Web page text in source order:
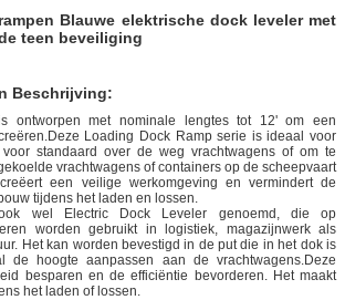
Blauwe elektrische dock leveler met
teen beveiliging
Beschrijving:
ontworpen met nominale lengtes tot 12' om een
Loading Dock Ramp serie is ideaal voor
standaard over de weg vrachtwagens of om te
vrachtwagens of containers op de scheepvaart
een veilige werkomgeving en vermindert de
tijdens het laden en lossen.
ook wel Electric Dock Leveler genoemd, die op
worden gebruikt in logistiek, magazijnwerk als
Het kan worden bevestigd in de put die in het dok is
de hoogte aanpassen aan de vrachtwagens.Deze
besparen en de efficiëntie bevorderen. Het maakt
het laden of lossen.